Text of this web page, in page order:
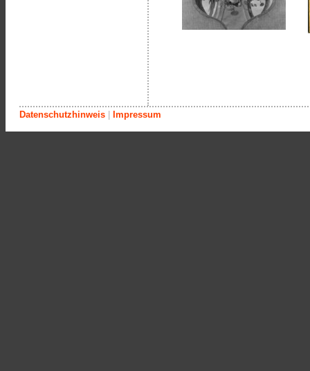
Datenschutzhinweis Impressum